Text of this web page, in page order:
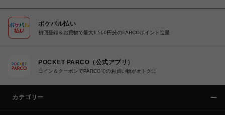
ポケパル払い
初回登録＆お買物で最大1,500円分のPARCOポイント進呈
POCKET PARCO（公式アプリ）
コイン＆クーポンでPARCOでのお買い物がオトクに
カテゴリー